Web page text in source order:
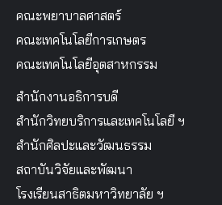
คณะพยาบาลศาสตร์
คณะเทคโนโลยีการเกษตร
คณะเทคโนโลยีอุตสาหกรรม
สำนักงานอธิการบดี
สำนักวิทยบริการและเทคโนโลยี ฯ
สำนักศิลปะและวัฒนธรรม
สถาบันวิจัยและพัฒนา
โรงเรียนสาธิตมหาวิทยาลัย ฯ